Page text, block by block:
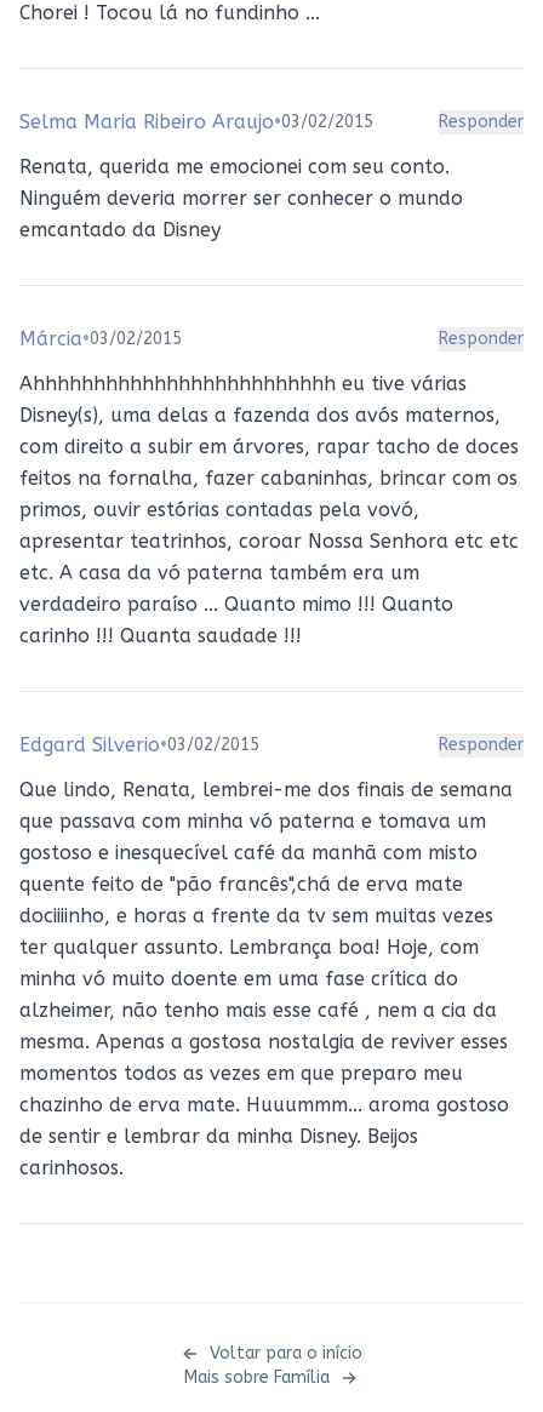
Chorei ! Tocou lá no fundinho ...
Selma Maria Ribeiro Araujo•03/02/2015 Responder
Renata, querida me emocionei com seu conto.
Ninguém deveria morrer ser conhecer o mundo
emcantado da Disney
Márcia•03/02/2015 Responder
Ahhhhhhhhhhhhhhhhhhhhhhhhh eu tive várias
Disney(s), uma delas a fazenda dos avós maternos,
com direito a subir em árvores, rapar tacho de doces
feitos na fornalha, fazer cabaninhas, brincar com os
primos, ouvir estórias contadas pela vovó,
apresentar teatrinhos, coroar Nossa Senhora etc etc
etc. A casa da vó paterna também era um
verdadeiro paraíso ... Quanto mimo !!! Quanto
carinho !!! Quanta saudade !!!
Edgard Silverio•03/02/2015 Responder
Que lindo, Renata, lembrei-me dos finais de semana
que passava com minha vó paterna e tomava um
gostoso e inesquecível café da manhã com misto
quente feito de "pão francês",chá de erva mate
dociiiinho, e horas a frente da tv sem muitas vezes
ter qualquer assunto. Lembrança boa! Hoje, com
minha vó muito doente em uma fase crítica do
alzheimer, não tenho mais esse café , nem a cia da
mesma. Apenas a gostosa nostalgia de reviver esses
momentos todos as vezes em que preparo meu
chazinho de erva mate. Huuummm... aroma gostoso
de sentir e lembrar da minha Disney. Beijos
carinhosos.
Voltar para o início
Mais sobre Família